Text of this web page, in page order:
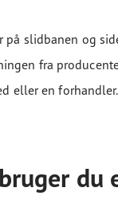
på slidbanen og
fra
eller en
du